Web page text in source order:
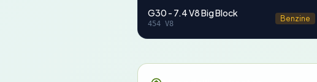
G30 - 7.4 V8 Big Block
454 V8
Benzine